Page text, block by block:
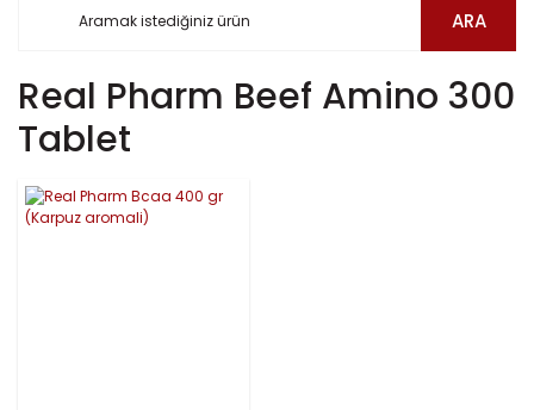
ARA
Real Pharm Beef Amino 300
Tablet